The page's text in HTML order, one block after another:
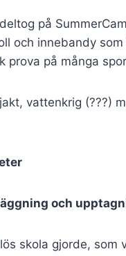
på
och innebandy
prova på många
vattenkrig (???)
och
skola gjorde,